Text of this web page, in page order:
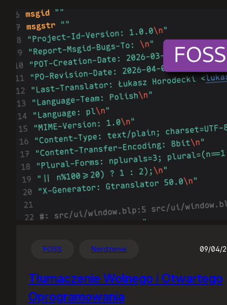
FOSS Nerdzenie 09/04/
Tłumaczenie Wolnego i Otwartego
Oprogramowania